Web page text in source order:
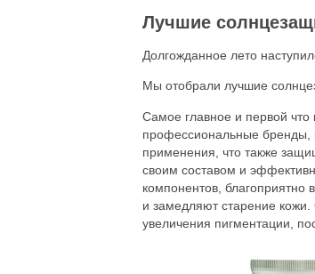
Лучшие
Долгожданное лето
Мы отобрали лучшие
Самое главное и первой что
профессиональные бренды,
применения, что также
своим составом и
компонентов, благоприятно
и замедляют старение
увеличения пигментации,